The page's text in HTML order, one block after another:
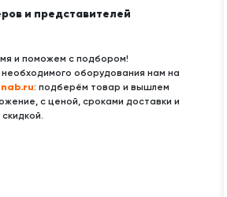
и представителей
и поможем с подбором!
оборудования нам на
: подберём товар и вышлем
с ценой, сроками доставки и